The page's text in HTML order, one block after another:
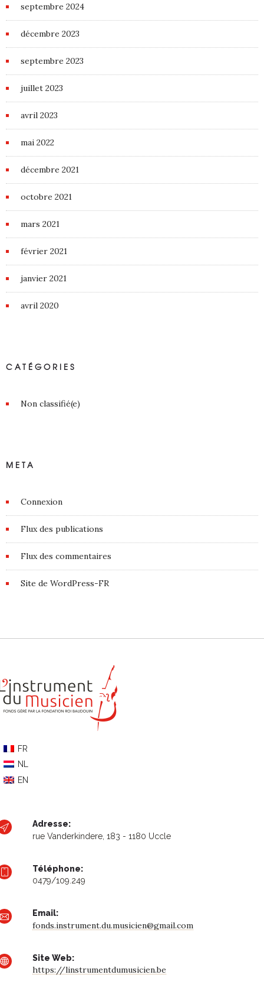
septembre 2024
décembre 2023
septembre 2023
juillet 2023
avril 2023
mai 2022
décembre 2021
octobre 2021
mars 2021
février 2021
janvier 2021
avril 2020
CATÉGORIES
Non classifié(e)
META
Connexion
Flux des publications
Flux des commentaires
Site de WordPress-FR
FR
NL
EN
Adresse:
rue Vanderkindere, 183 - 1180 Uccle
Téléphone:
0479/109.249
Email:
fonds.instrument.du.musicien@gmail.com
Site Web:
https://linstrumentdumusicien.be